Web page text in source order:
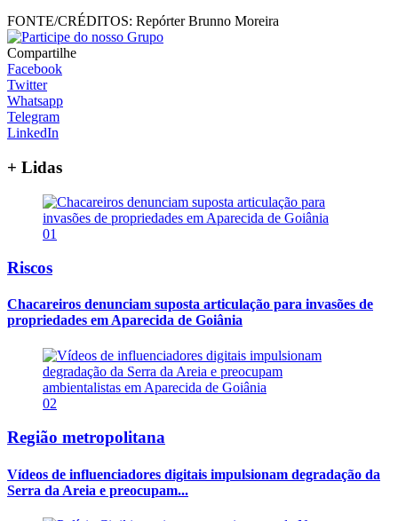
FONTE/CRÉDITOS: Repórter Brunno Moreira
Compartilhe
Facebook
Twitter
Whatsapp
Telegram
LinkedIn
+ Lidas
01
Riscos
Chacareiros denunciam suposta articulação para invasões de
propriedades em Aparecida de Goiânia
02
Região metropolitana
Vídeos de influenciadores digitais impulsionam degradação da
Serra da Areia e preocupam...